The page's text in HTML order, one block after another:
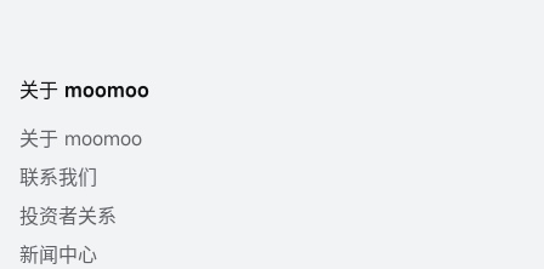
关于 moomoo
关于 moomoo
联系我们
投资者关系
新闻中心